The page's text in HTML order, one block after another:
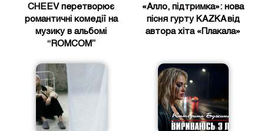
CHEEV перетворює
романтичні комедії на
музику в альбомі
“ROMCOM”
«Алло, підтримка»: нова
пісня гурту KAZKA від
автора хіта «Плакала»